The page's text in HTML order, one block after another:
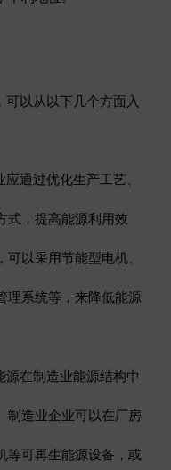
以从以下几个方面入
应通过优化生产工艺、
式，提高能源利用效
以采用节能型电机、
理系统等，来降低能源
源在制造业能源结构中
制造业企业可以在厂房
等可再生能源设备，或